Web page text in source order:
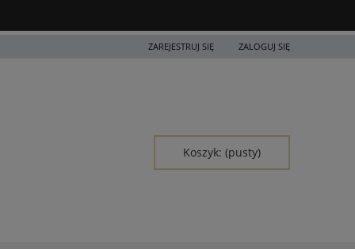
ZAREJESTRUJ SIĘ ZALOGUJ SIĘ
Koszyk: (pusty)